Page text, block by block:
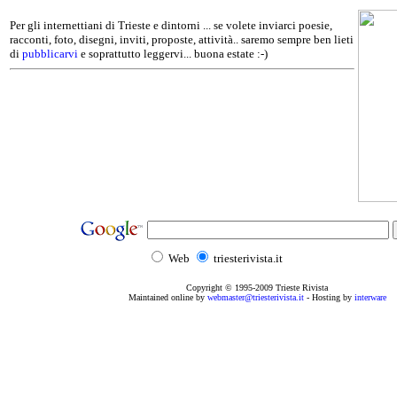
Per gli internettiani di Trieste e dintorni ... se volete inviarci poesie,
racconti, foto, disegni, inviti, proposte, attività.. saremo sempre ben lieti
di pubblicarvi e soprattutto leggervi... buona estate :-)
Web triesterivista.it
Copyright © 1995-2009 Trieste Rivista
Maintained online by webmaster@triesterivista.it- Hosting by interware